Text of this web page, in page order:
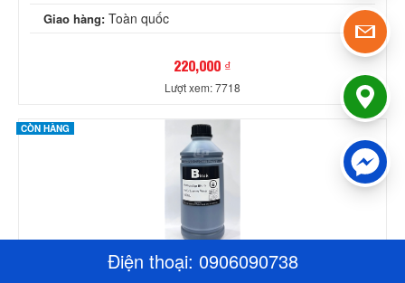
Điện thoại: 0906090738
Giao hàng: Toàn quốc
220,000 ₫
Lượt xem: 7718
CÒN HÀNG